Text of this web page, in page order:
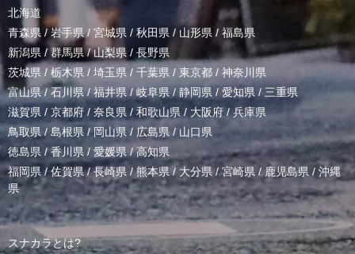
北海道
青森県 / 岩手県/ 宮城県 / 秋田県 / 山形県/ 福島県
新潟県 /群馬県/山梨県 / 長野県
茨城県 / 栃木県 / 埼玉県 / 千葉県 / 東京都 / 神奈川県
富山県 /石川県/福井県/岐阜県 / 静岡県 / 愛知県 / 三重県
滋賀県 / 京都府 / 奈良県 / 和歌山県/ 大阪府 /兵庫県
鳥取県/ 島根県 /岡山県/ 広島県 / 山口県
徳島県 /香川県 / 愛媛県/高知県
福岡県/佐賀県/長崎県 /熊本県/ 大分県/宮崎県 /鹿児島県 / 沖縄
県
スナカラとは?